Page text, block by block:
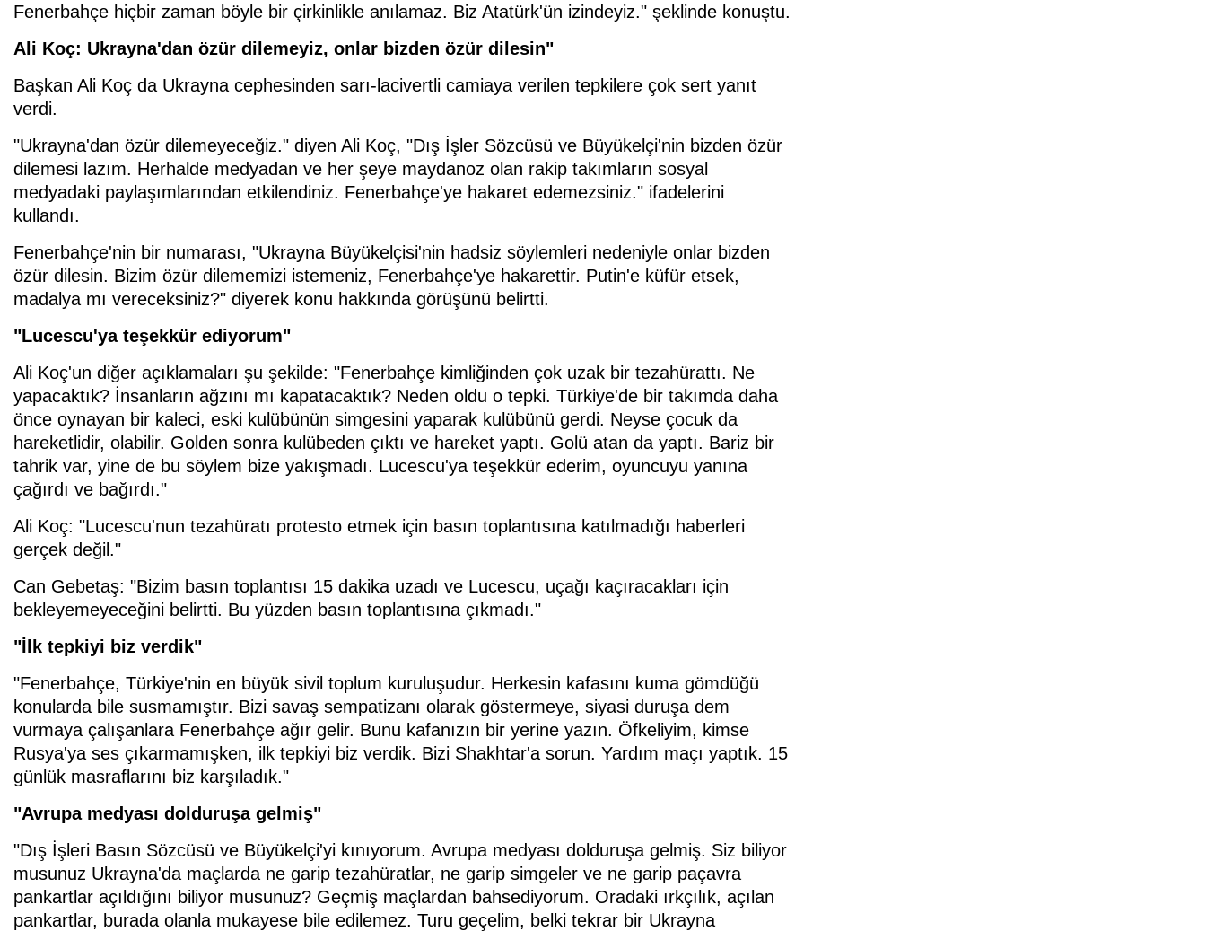
Fenerbahçe hiçbir zaman böyle bir çirkinlikle anılamaz. Biz Atatürk'ün izindeyiz." şeklinde konuştu.
Ali Koç: Ukrayna'dan özür dilemeyiz, onlar bizden özür dilesin"
Başkan Ali Koç da Ukrayna cephesinden sarı-lacivertli camiaya verilen tepkilere çok sert yanıt
verdi.
"Ukrayna'dan özür dilemeyeceğiz." diyen Ali Koç, "Dış İşler Sözcüsü ve Büyükelçi'nin bizden özür
dilemesi lazım. Herhalde medyadan ve her şeye maydanoz olan rakip takımların sosyal
medyadaki paylaşımlarından etkilendiniz. Fenerbahçe'ye hakaret edemezsiniz." ifadelerini
kullandı.
Fenerbahçe'nin bir numarası, "Ukrayna Büyükelçisi'nin hadsiz söylemleri nedeniyle onlar bizden
özür dilesin. Bizim özür dilememizi istemeniz, Fenerbahçe'ye hakarettir. Putin'e küfür etsek,
madalya mı vereceksiniz?" diyerek konu hakkında görüşünü belirtti.
"Lucescu'ya teşekkür ediyorum"
Ali Koç'un diğer açıklamaları şu şekilde: "Fenerbahçe kimliğinden çok uzak bir tezahürattı. Ne
yapacaktık? İnsanların ağzını mı kapatacaktık? Neden oldu o tepki. Türkiye'de bir takımda daha
önce oynayan bir kaleci, eski kulübünün simgesini yaparak kulübünü gerdi. Neyse çocuk da
hareketlidir, olabilir. Golden sonra kulübeden çıktı ve hareket yaptı. Golü atan da yaptı. Bariz bir
tahrik var, yine de bu söylem bize yakışmadı. Lucescu'ya teşekkür ederim, oyuncuyu yanına
çağırdı ve bağırdı."
Ali Koç: "Lucescu'nun tezahüratı protesto etmek için basın toplantısına katılmadığı haberleri
gerçek değil."
Can Gebetaş: "Bizim basın toplantısı 15 dakika uzadı ve Lucescu, uçağı kaçıracakları için
bekleyemeyeceğini belirtti. Bu yüzden basın toplantısına çıkmadı."
"İlk tepkiyi biz verdik"
"Fenerbahçe, Türkiye'nin en büyük sivil toplum kuruluşudur. Herkesin kafasını kuma gömdüğü
konularda bile susmamıştır. Bizi savaş sempatizanı olarak göstermeye, siyasi duruşa dem
vurmaya çalışanlara Fenerbahçe ağır gelir. Bunu kafanızın bir yerine yazın. Öfkeliyim, kimse
Rusya'ya ses çıkarmamışken, ilk tepkiyi biz verdik. Bizi Shakhtar'a sorun. Yardım maçı yaptık. 15
günlük masraflarını biz karşıladık."
"Avrupa medyası dolduruşa gelmiş"
"Dış İşleri Basın Sözcüsü ve Büyükelçi'yi kınıyorum. Avrupa medyası dolduruşa gelmiş. Siz biliyor
musunuz Ukrayna'da maçlarda ne garip tezahüratlar, ne garip simgeler ve ne garip paçavra
pankartlar açıldığını biliyor musunuz? Geçmiş maçlardan bahsediyorum. Oradaki ırkçılık, açılan
pankartlar, burada olanla mukayese bile edilemez. Turu geçelim, belki tekrar bir Ukrayna